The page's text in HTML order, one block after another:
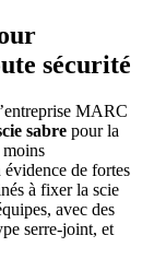
sécurité
MARC
sabre pour la
moins
évidence de fortes
à fixer la scie
avec des
serre-joint, et